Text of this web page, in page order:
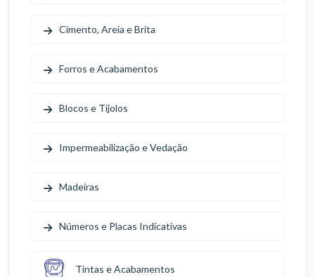
Cimento, Areia e Brita
Forros e Acabamentos
Blocos e Tijolos
Impermeabilização e Vedação
Madeiras
Números e Placas Indicativas
Tintas e Acabamentos